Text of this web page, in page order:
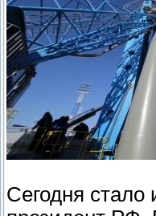
Сегодня стало